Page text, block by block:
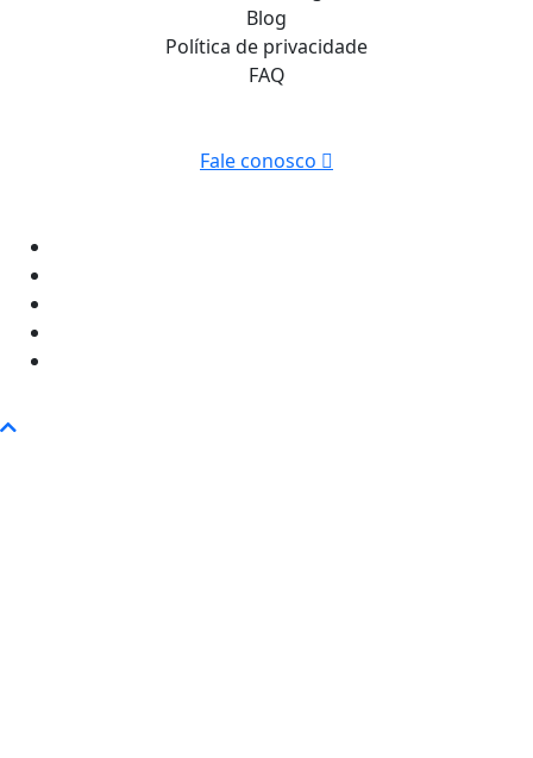
Blog
Política de privacidade
FAQ
Fale conosco